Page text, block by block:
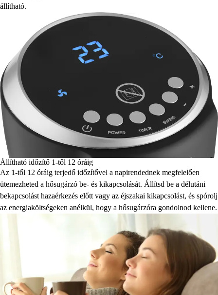
állítható.
Állítható időzítő 1-től 12 óráig
Az 1-től 12 óráig terjedő időzítővel a napirendednek megfelelően
ütemezheted a hősugárzó be- és kikapcsolását. Állítsd be a délutáni
bekapcsolást hazaérkezés előtt vagy az éjszakai kikapcsolást, és spórolj
az energiaköltségeken anélkül, hogy a hősugárzóra gondolnod kellene.